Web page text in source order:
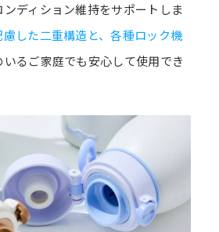
ディション維持をサポートしま
した二重構造と、各種ロック機
るご家庭でも安心して使用でき